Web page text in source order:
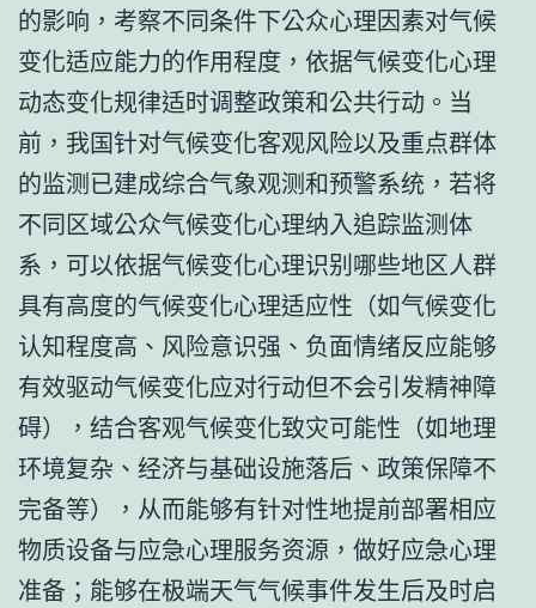
的影响，考察不同条件下公众心理因素对气候
变化适应能力的作用程度，依据气候变化心理
动态变化规律适时调整政策和公共行动。当
前，我国针对气候变化客观风险以及重点群体
的监测已建成综合气象观测和预警系统，若将
不同区域公众气候变化心理纳入追踪监测体
系，可以依据气候变化心理识别哪些地区人群
具有高度的气候变化心理适应性（如气候变化
认知程度高、风险意识强、负面情绪反应能够
有效驱动气候变化应对行动但不会引发精神障
碍），结合客观气候变化致灾可能性（如地理
环境复杂、经济与基础设施落后、政策保障不
完备等），从而能够有针对性地提前部署相应
物质设备与应急心理服务资源，做好应急心理
准备；能够在极端天气气候事件发生后及时启